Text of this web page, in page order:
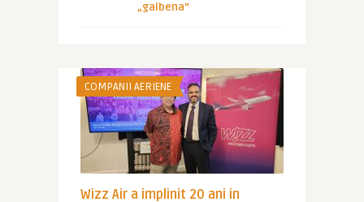
„galbena”
COMPANII AERIENE
Wizz Air a implinit 20 ani in